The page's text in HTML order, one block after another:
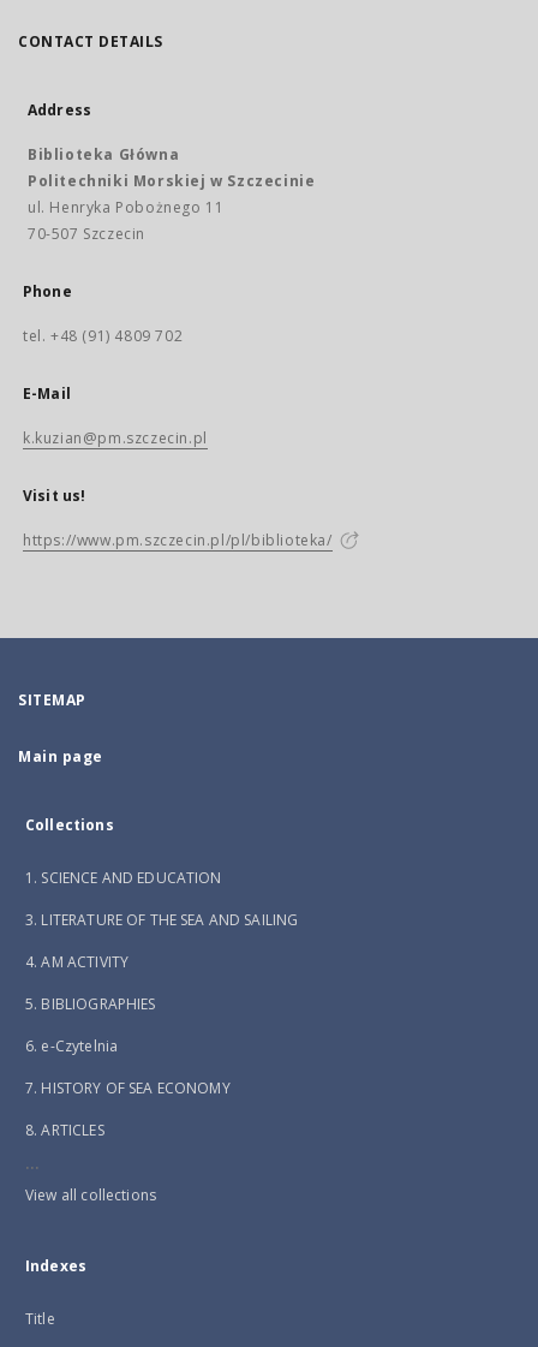
CONTACT DETAILS
Address
Biblioteka Główna
Politechniki Morskiej w Szczecinie
ul. Henryka Pobożnego 11
70-507 Szczecin
Phone
tel. +48 (91) 4809 702
E-Mail
k.kuzian@pm.szczecin.pl
Visit us!
https://www.pm.szczecin.pl/pl/biblioteka/
SITEMAP
Main page
Collections
1. SCIENCE AND EDUCATION
3. LITERATURE OF THE SEA AND SAILING
4. AM ACTIVITY
5. BIBLIOGRAPHIES
6. e-Czytelnia
7. HISTORY OF SEA ECONOMY
8. ARTICLES
...
View all collections
Indexes
Title